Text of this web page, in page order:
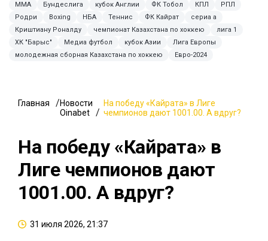
ММА
Бундеслига кубок Англии ФК Тобол КПЛ
РПЛ
Родри
Boxing НБА Теннис ФК Кайрат
сериа а
Криштиану Роналду
чемпионат Казахстана по хоккею
лига 1
ХК "Барыс"
Медиа футбол кубок Азии
Лига Европы
молодежная сборная Казахстана по хоккею
Евро-2024
Главная
Новости
Oinabet
На победу «Кайрата» в Лиге
чемпионов дают 1001.00. А вдруг?
На победу «Кайрата» в
Лиге чемпионов дают
1001.00. А вдруг?
31 июля 2026, 21:37